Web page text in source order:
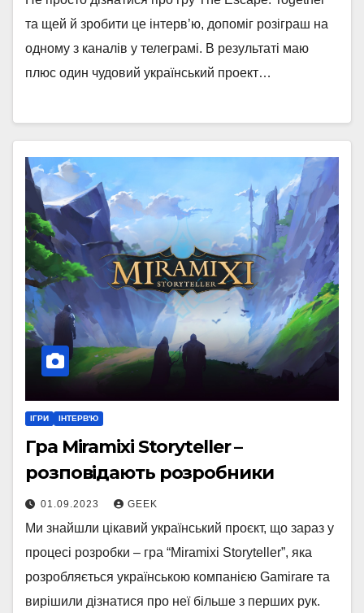
та щей й зробити це інтерв’ю, допоміг розіграш на
одному з каналів у телеграмі. В результаті маю
плюс один чудовий український проект…
ІГРИ ІНТЕРВ'Ю
Гра Miramixi Storyteller –
розповідають розробники
01.09.2023 GEEK
Ми знайшли цікавий український проєкт, що зараз у
процесі розробки – гра “Miramixi Storyteller”, яка
розробляється українською компанією Gamirare та
вирішили дізнатися про неї більше з перших рук.